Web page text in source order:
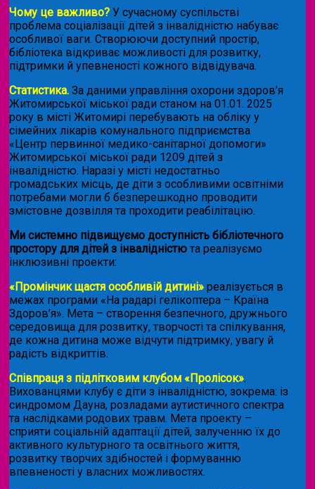
Чому це важливо? У сучасному суспільстві
проблема соціалізації дітей з інвалідністю набуває
особливої ваги. Створюючи доступний простір,
бібліотека відкриває можливості для розвитку,
підтримки й упевненості кожного відвідувача.
Статистика. За даними управління охорони здоров’я
Житомирської міської ради станом на 01.01. 2025
року в місті Житомирі перебувають на обліку у
сімейних лікарів комунального підприємства
«Центр первинної медико-санітарної допомоги»
Житомирської міської ради 1209 дітей з
інвалідністю. Наразі у місті недостатньо
громадських місць, де діти з особливими освітніми
потребами могли б безперешкодно проводити
змістовне дозвілля та проходити реабілітацію.
Ми системно підвищуємо доступність бібліотечного
простору для дітей з інвалідністю та реалізуємо
інклюзивні проекти:
«Промінчик щастя особливій дитині» реалізується в
межах програми «На радарі гелікоптера – Країна
Здоров’я». Мета – створення безпечного, дружнього
середовища для розвитку, творчості та спілкування,
де кожна дитина може відчути підтримку, увагу й
радість відкриттів.
Співпраця з підлітковим клубом «Пролісок».
Вихованцями клубу є діти з інвалідністю, зокрема: із
синдромом Дауна, розладами аутистичного спектра
та наслідками родових травм. Мета проекту –
сприяти соціальній адаптації дітей, залученню їх до
активного культурного та освітнього життя,
розвитку творчих здібностей і формуванню
впевненості у власних можливостях.